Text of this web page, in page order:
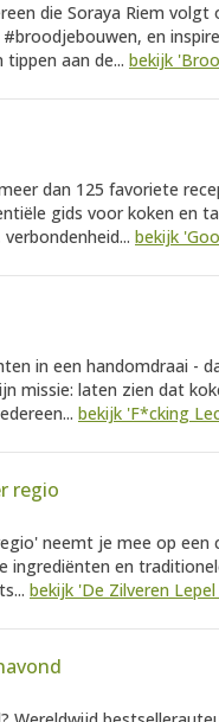
die Soraya Riem
en
tippen aan de... bekijk
dan 125 favoriete
gids voor koken en
bekijk
in een handomdraai -
missie: laten zien dat
bekijk 'F*cking
regio
neemt je mee op
ingrediënten en
bekijk 'De Zilveren